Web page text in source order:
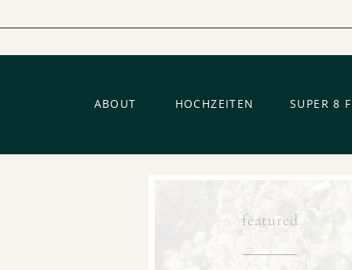
HOCHZEITEN SUPER 8
ABOUT
featured